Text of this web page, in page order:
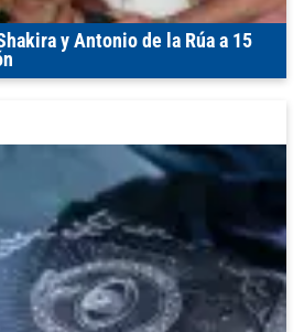
y Antonio de la Rúa a 15